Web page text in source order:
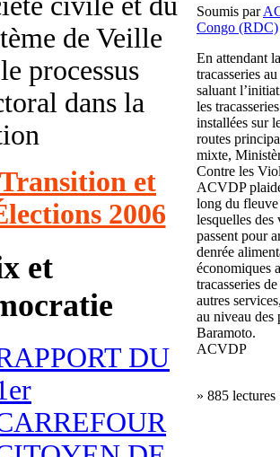
de Veille
processus
dans la
Transition et
2006
et
DU
Soumis par
Congo (RDC)
En attendant
tracasseries
saluant
les
installées sur
routes
mixte,
Contre les
ACVDP
long du
lesquelles des
passent pour
denrée
économiques
tracasseries
autres
au niveau
Baramoto.
ACVDP
» 885 lectures